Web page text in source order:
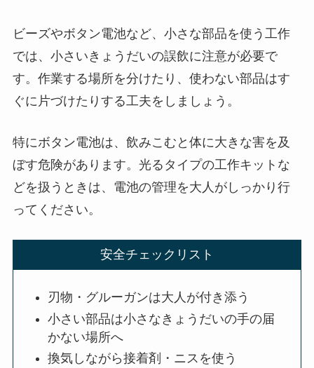
ビーズやボタン電池など、小さな部品を使う工作
では、小さいきょうだいの誤飲に注意が必要で
す。作業する場所を分けたり、使わない部品はす
ぐに片づけたりする工夫をしましょう。
特にボタン電池は、飲みこむと体に大きな害を及
ぼす危険があります。光るタイプの工作キットな
どを扱うときは、電池の管理を大人がしっかり行
ってください。
安全チェックリスト
刃物・グルーガンは大人が付き添う
小さい部品は小さなきょうだいの手の届
かない場所へ
換気しながら接着剤・ニスを使う